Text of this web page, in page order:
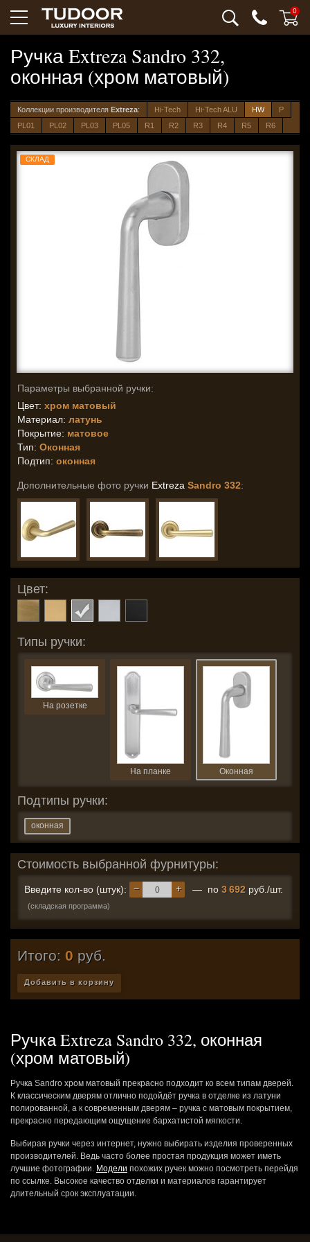
0
Ручка Extreza Sandro 332,
оконная (хром матовый)
Коллекции производителя Extreza: Hi-Tech Hi-Tech ALU HW
P
PL01
PL02 PL03 PL05 R1 R2 R3 R4 R5 R6
СКЛАД
Параметры выбранной ручки:
Цвет: хром матовый
Материал: латунь
Покрытие: матовое
Тип: Оконная
Подтип: оконная
Дополнительные фото ручки Extreza Sandro 332:
Цвет:
Типы ручки:
На розетке
На планке Оконная
Подтипы ручки:
оконная
Стоимость выбранной фурнитуры:
Введите кол-во (штук): +
− — по 3 692 руб./шт.
(складская программа)
Итого: 0 руб.
Добавить в корзину
Ручка Extreza Sandro 332, оконная
(хром матовый)
Ручка Sandro хром матовый прекрасно подходит ко всем типам дверей.
К классическим дверям отлично подойдёт ручка в отделке из латуни
полированной, а к современным дверям – ручка с матовым покрытием,
прекрасно передающим ощущение бархатистой мягкости.
Выбирая ручки через интернет, нужно выбирать изделия проверенных
производителей. Ведь часто более простая продукция может иметь
лучшие фотографии. Модели похожих ручек можно посмотреть перейдя
по ссылке. Высокое качество отделки и материалов гарантирует
длительный срок эксплуатации.